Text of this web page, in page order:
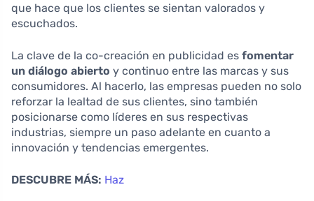
que hace que los clientes se sientan valorados y
escuchados.
La clave de la co-creación en publicidad es fomentar
un diálogo abierto y continuo entre las marcas y sus
consumidores. Al hacerlo, las empresas pueden no solo
reforzar la lealtad de sus clientes, sino también
posicionarse como líderes en sus respectivas
industrias, siempre un paso adelante en cuanto a
innovación y tendencias emergentes.
DESCUBRE MÁS: Haz